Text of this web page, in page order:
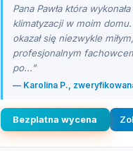
Pana Pawła która
klimatyzacji w moim
okazał się niezwykle
profesjonalnym
po..."
— Karolina P.,
Bezplatna wycena